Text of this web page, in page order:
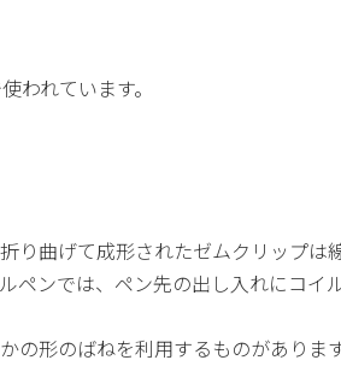
われています。
り曲げて成形されたゼムクリップは
ペンでは、ペン先の出し入れにコイ
の形のばねを利用するものがありま